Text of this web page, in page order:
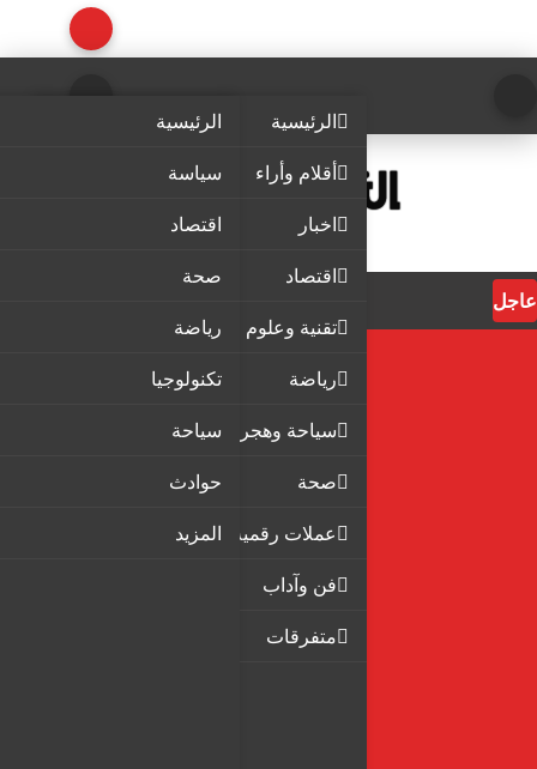
الرئيسية
أقلام وأراء
اخبار
اقتصاد
تقنية وعلوم
رياضة
سياحة وهجرة
صحة
عملات رقمية
فن وآداب
متفرقات
الرئيسية
سياسة
اقتصاد
صحة
رياضة
تكنولوجيا
سياحة
حوادث
المزيد
عاجل